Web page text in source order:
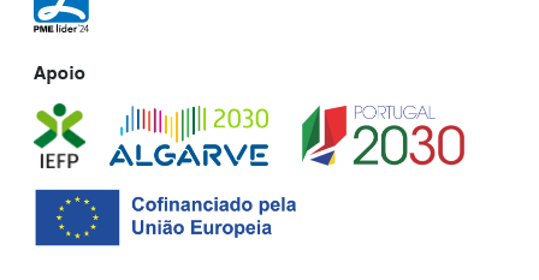
Apoio